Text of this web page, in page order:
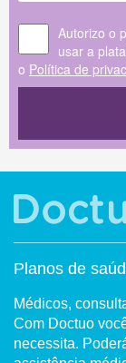
Autorizo o
usar a
o Política de
Planos de
Médicos,
Com Doctuo
necessita.